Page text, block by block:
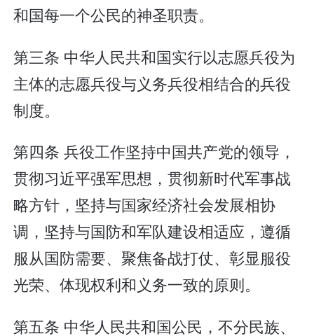
和国每一个公民的神圣职责。
第三条 中华人民共和国实行以志愿兵役为
主体的志愿兵役与义务兵役相结合的兵役
制度。
第四条 兵役工作坚持中国共产党的领导，
贯彻习近平强军思想，贯彻新时代军事战
略方针，坚持与国家经济社会发展相协
调，坚持与国防和军队建设相适应，遵循
服从国防需要、聚焦备战打仗、彰显服役
光荣、体现权利和义务一致的原则。
第五条 中华人民共和国公民，不分民族、